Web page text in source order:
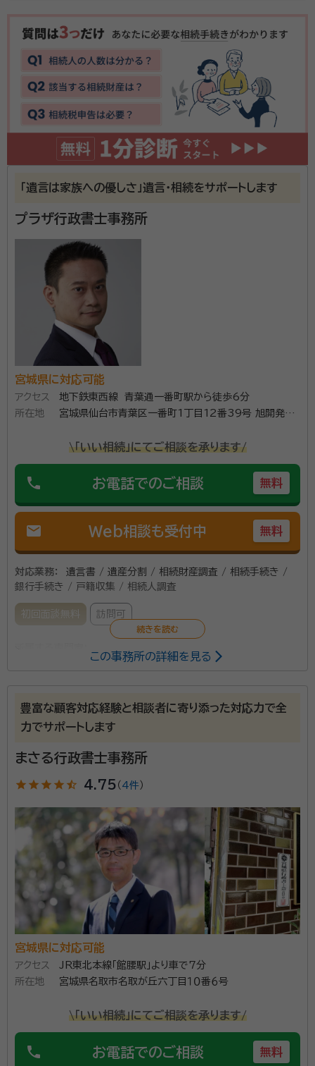
「遺言は家族への優しさ」遺言・相続をサポートします
プラザ行政書士事務所
宮城県に対応可能
アクセス
地下鉄東西線 青葉通一番町駅から徒歩6分
所在地
宮城県仙台市青葉区一番町1丁目12番39号 旭開発第
\「いい相続」にてご相談を承ります/
phone お電話でのご相談 無料
mail Web相談も受付中 無料
対応業務：
遺言書 / 遺産分割 / 相続財産調査 / 相続手続き /
銀行手続き / 戸籍収集 / 相続人調査
初回面談無料 訪問可
経歴： 宮城県仙台第二高等学校卒業 早稲田大学法学部卒業
駅から徒歩6分ほどのところにあります。主な業務内容
としては、遺言原案作成サポートや相続手続きのサポー
相続が発生すると、相続人の確定や遺産分割協議を経
て、相続財産の名義変更などのあらゆる手続きをおこな
わなければなりません。仕事や普段の生活をしながらで
は負担が大きく、期限のある相続手続きをスムーズにお
こなうのはとても難しいといえるでしょう。
行政書士・特定行政書士・入国管理局申請取次行政書士
所属団体： 宮城県行政書士会 青葉支部
この事務所の詳細を見る
豊富な顧客対応経験と相談者に寄り添った対応力で全
力でサポートします
まさる行政書士事務所
star star star star star_half 4.75 （ 4件 ）
宮城県に対応可能
アクセス
JR東北本線「館腰駅」より車で7分
所在地
宮城県名取市名取が丘六丁目１０番６号
\「いい相続」にてご相談を承ります/
phone お電話でのご相談 無料